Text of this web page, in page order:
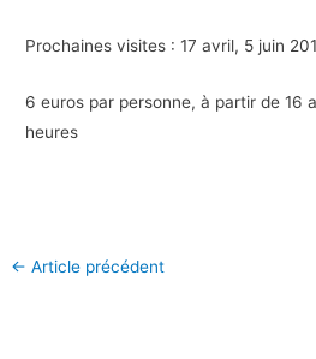
Prochaines visites : 17 avril, 5 juin
6 euros par personne, à partir de 16
heures
← Article précédent